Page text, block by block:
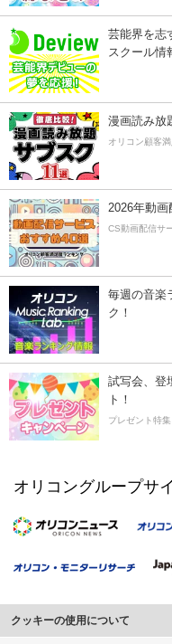
芸能界を志
スクール情
漫画読み放
オリコン顧客
2026年動画
CS動画配信サ
毎週の音楽
ク！
試写会、登
ト！
プレゼント特集
オリコングループサ
クッキーの使用について